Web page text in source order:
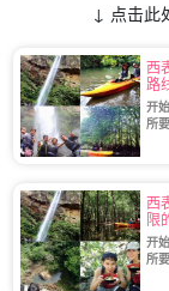
↓ 点击此
西
路
开
所
西
限
端
开
所